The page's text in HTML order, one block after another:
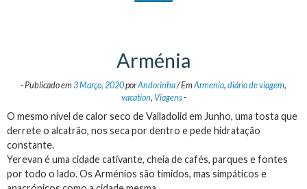
Arménia
-Publicado em3 Março, 2020porAndorinha/EmArmenia, diário de viagem,
vacation, Viagens-
O mesmo nível de calor seco de Valladolid em Junho, uma tosta que
derrete o alcatrão, nos seca por dentro e pede hidratação
constante.
Yerevan é uma cidade cativante, cheia de cafés, parques e fontes
por todo o lado. Os Arménios são tímidos, mas simpáticos e